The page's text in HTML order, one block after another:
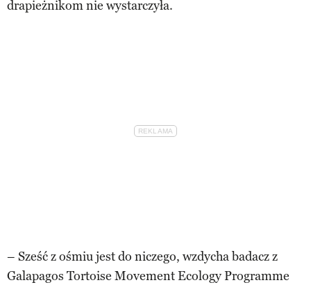
drapieżnikom nie wystarczyła.
– Sześć z ośmiu jest do niczego, wzdycha badacz z
Galapagos Tortoise Movement Ecology Programme